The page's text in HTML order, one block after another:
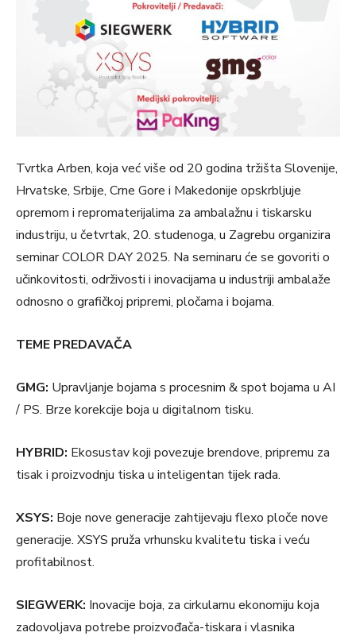
Tvrtka Arben, koja već više od 20 godina tržišta Slovenije,
Hrvatske, Srbije, Crne Gore i Makedonije opskrbljuje
opremom i repromaterijalima za ambalažnu i tiskarsku
industriju, u četvrtak, 20. studenoga, u Zagrebu organizira
seminar COLOR DAY 2025. Na seminaru će se govoriti o
učinkovitosti, održivosti i inovacijama u industriji ambalaže
odnosno o grafičkoj pripremi, pločama i bojama.
TEME PREDAVAČA
GMG: Upravljanje bojama s procesnim & spot bojama u AI
/ PS. Brze korekcije boja u digitalnom tisku.
HYBRID: Ekosustav koji povezuje brendove, pripremu za
tisak i proizvodnju tiska u inteligentan tijek rada.
XSYS: Boje nove generacije zahtijevaju flexo ploče nove
generacije. XSYS pruža vrhunsku kvalitetu tiska i veću
profitabilnost.
SIEGWERK: Inovacije boja, za cirkularnu ekonomiju koja
zadovoljava potrebe proizvođača-tiskara i vlasnika